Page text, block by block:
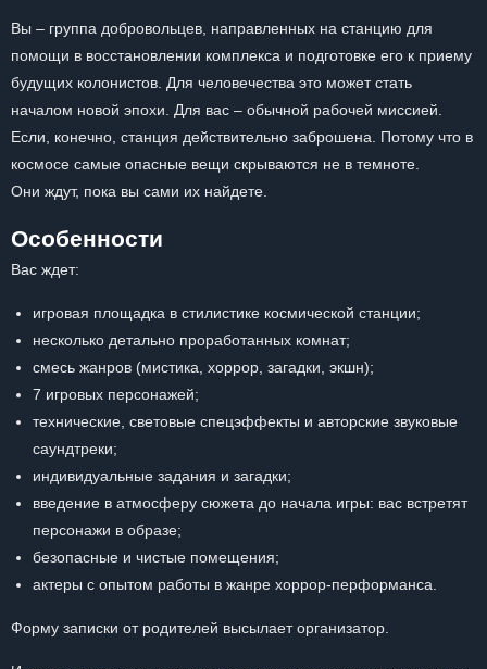
Вы – группа добровольцев, направленных на станцию для
помощи в восстановлении комплекса и подготовке его к приему
будущих колонистов. Для человечества это может стать
началом новой эпохи. Для вас – обычной рабочей миссией.
Если, конечно, станция действительно заброшена. Потому что в
космосе самые опасные вещи скрываются не в темноте.
Они ждут, пока вы сами их найдете.
Особенности
Вас ждет:
игровая площадка в стилистике космической станции;
несколько детально проработанных комнат;
смесь жанров (мистика, хоррор, загадки, экшн);
7 игровых персонажей;
технические, световые спецэффекты и авторские звуковые
саундтреки;
индивидуальные задания и загадки;
введение в атмосферу сюжета до начала игры: вас встретят
персонажи в образе;
безопасные и чистые помещения;
актеры с опытом работы в жанре хоррор-перформанса.
Форму записки от родителей высылает организатор.